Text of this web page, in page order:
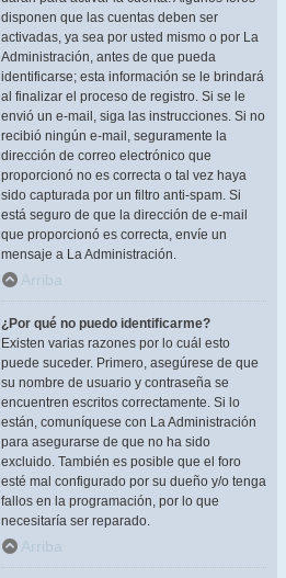
disponen que las cuentas deben ser
activadas, ya sea por usted mismo o por La
Administración, antes de que pueda
identificarse; esta información se le brindará
al finalizar el proceso de registro. Si se le
envió un e-mail, siga las instrucciones. Si no
recibió ningún e-mail, seguramente la
dirección de correo electrónico que
proporcionó no es correcta o tal vez haya
sido capturada por un filtro anti-spam. Si
está seguro de que la dirección de e-mail
que proporcionó es correcta, envíe un
mensaje a La Administración.
Arriba
¿Por qué no puedo identificarme?
Existen varias razones por lo cuál esto
puede suceder. Primero, asegúrese de que
su nombre de usuario y contraseña se
encuentren escritos correctamente. Si lo
están, comuníquese con La Administración
para asegurarse de que no ha sido
excluido. También es posible que el foro
esté mal configurado por su dueño y/o tenga
fallos en la programación, por lo que
necesitaría ser reparado.
Arriba